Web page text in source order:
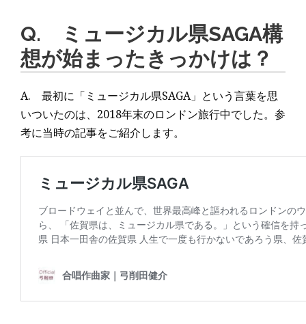
Q. ミュージカル県SAGA構
想が始まったきっかけは？
A. 最初に「ミュージカル県SAGA」という言葉を思
いついたのは、2018年末のロンドン旅行中でした。参
考に当時の記事をご紹介します。